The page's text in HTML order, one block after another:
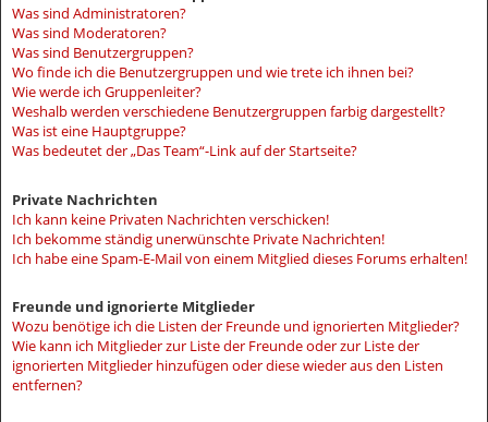
Was sind Administratoren?
Was sind Moderatoren?
Was sind Benutzergruppen?
Wo finde ich die Benutzergruppen und wie trete ich ihnen bei?
Wie werde ich Gruppenleiter?
Weshalb werden verschiedene Benutzergruppen farbig dargestellt?
Was ist eine Hauptgruppe?
Was bedeutet der „Das Team“-Link auf der Startseite?
Private Nachrichten
Ich kann keine Privaten Nachrichten verschicken!
Ich bekomme ständig unerwünschte Private Nachrichten!
Ich habe eine Spam-E-Mail von einem Mitglied dieses Forums erhalten!
Freunde und ignorierte Mitglieder
Wozu benötige ich die Listen der Freunde und ignorierten Mitglieder?
Wie kann ich Mitglieder zur Liste der Freunde oder zur Liste der
ignorierten Mitglieder hinzufügen oder diese wieder aus den Listen
entfernen?